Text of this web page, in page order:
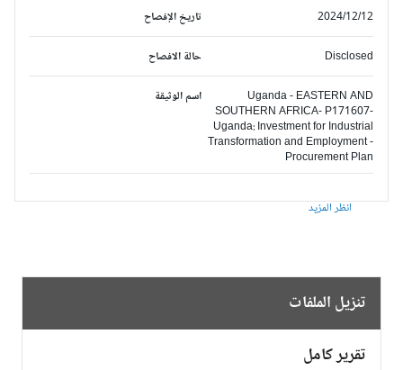
تاريخ الإفصاح 2024/12/12
حالة الافصاح Disclosed
اسم الوثيقة
Uganda - EASTERN AND
SOUTHERN AFRICA- P171607-
Uganda: Investment for Industrial
Transformation and Employment -
Procurement Plan
انظر المزيد
تنزيل الملفات
تقرير كامل